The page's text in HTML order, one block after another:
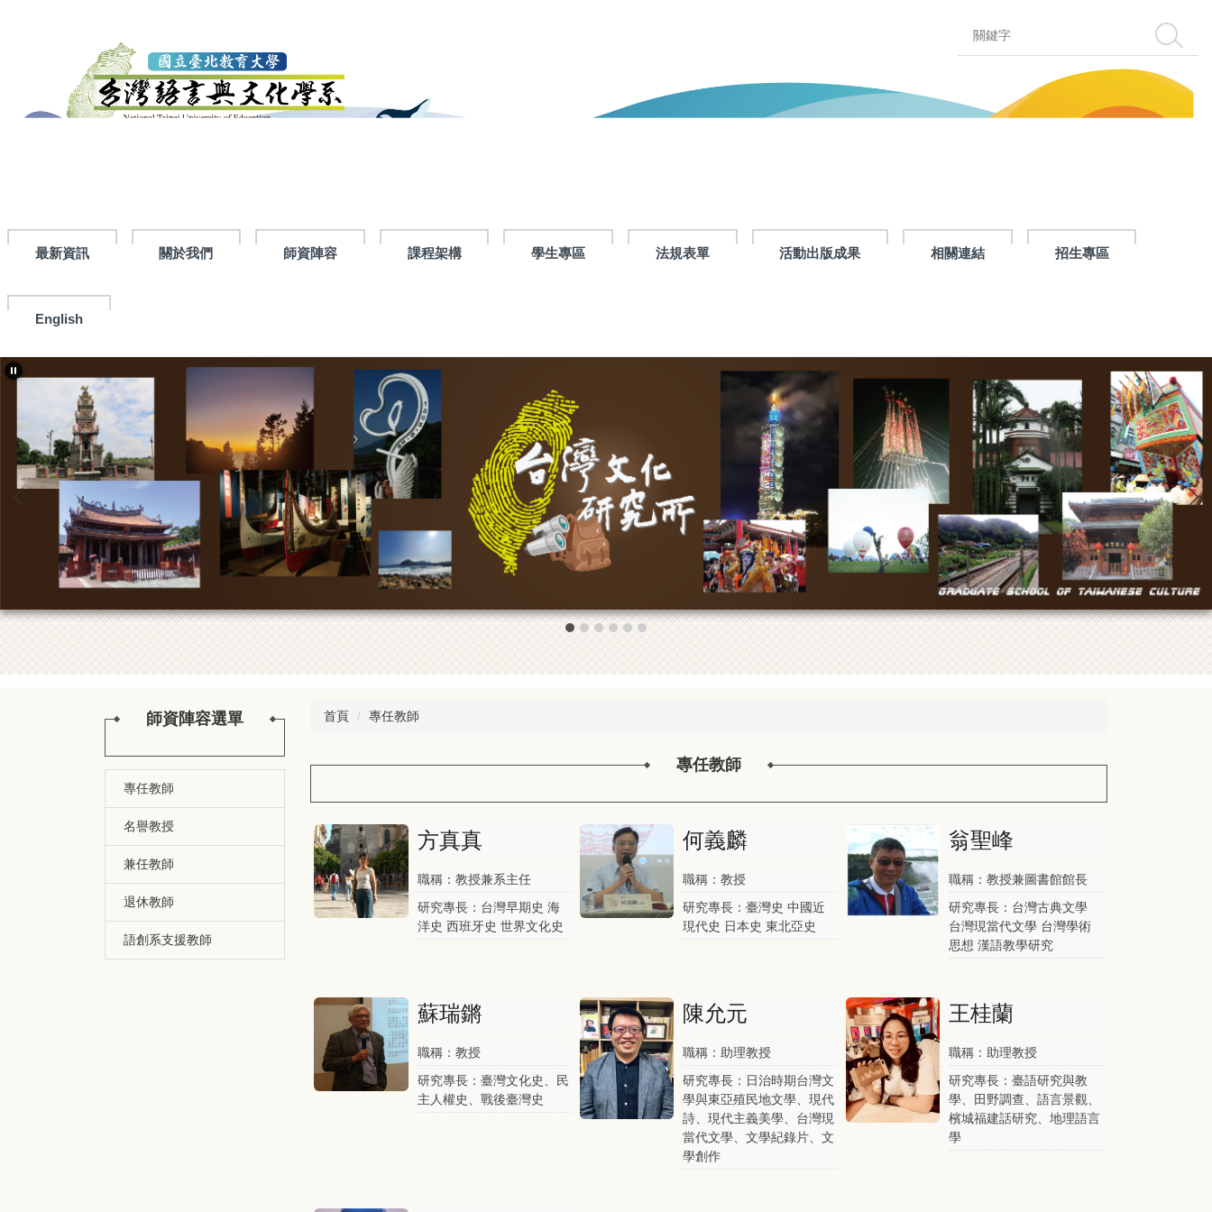
搜尋
最新資訊 關於我們 師資陣容 課程架構 學生專區 法規表單 活動出版成果 相關連結 招生專區
English
推甄海報
師資陣容選單
專任教師
名譽教授
兼任教師
退休教師
語創系支援教師
首頁 專任教師
專任教師
方真真
職稱：教授兼系主任
研究專長：台灣早期史 海
洋史 西班牙史 世界文化史
何義麟
職稱：教授
研究專長：臺灣史 中國近
現代史 日本史 東北亞史
翁聖峰
職稱：教授兼圖書館館長
研究專長：台灣古典文學
台灣現當代文學 台灣學術
思想 漢語教學研究
蘇瑞鏘
職稱：教授
研究專長：臺灣文化史、民
主人權史、戰後臺灣史
陳允元
職稱：助理教授
研究專長：日治時期台灣文
學與東亞殖民地文學、現代
詩、現代主義美學、台灣現
當代文學、文學紀錄片、文
學創作
王桂蘭
職稱：助理教授
研究專長：臺語研究與教
學、田野調查、語言景觀、
檳城福建話研究、地理語言
學